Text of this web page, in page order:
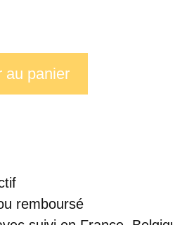
au panier
remboursé